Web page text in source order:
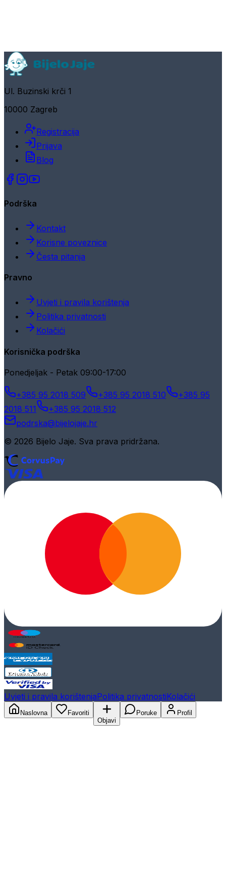
Ul. Buzinski krči 1
10000 Zagreb
Registracija
Prijava
Blog
Podrška
Kontakt
Korisne poveznice
Česta pitanja
Pravno
Uvjeti i pravila korištenja
Politika privatnosti
Kolačići
Korisnička podrška
Ponedjeljak - Petak 09:00-17:00
+385 95 2018 509 +385 95 2018 510
+385 95
2018 511
+385 95 2018 512
podrska@bijelojaje.hr
© 2026 Bijelo Jaje. Sva prava pridržana.
Uvjeti i pravila korištenjaPolitika privatnostiKolačići
Naslovna
Favoriti
Objavi
Poruke Profil